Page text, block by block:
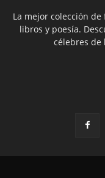
La mejor colección
libros y poesía.
célebres de